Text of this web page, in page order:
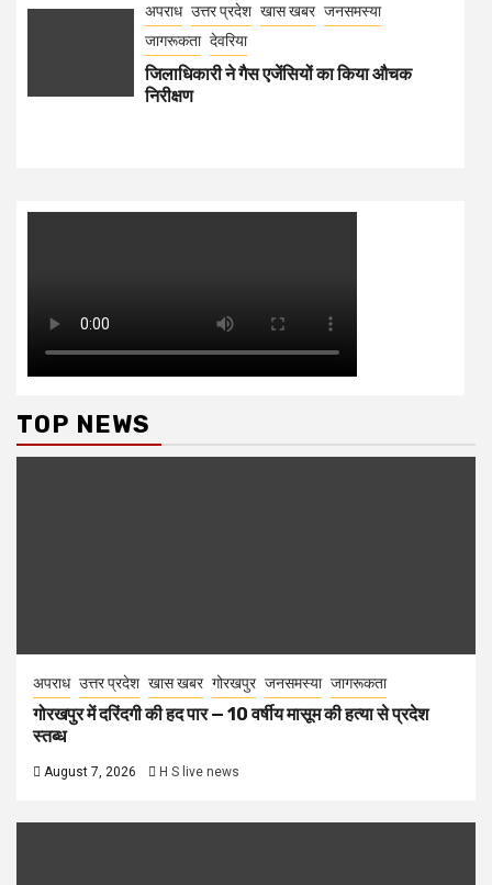
अपराध उत्तर प्रदेश खास खबर जनसमस्या
जागरूकता देवरिया
जिलाधिकारी ने गैस एजेंसियों का किया औचक
निरीक्षण
TOP NEWS
अपराध उत्तर प्रदेश खास खबर गोरखपुर जनसमस्या जागरूकता
गोरखपुर में दरिंदगी की हद पार — 10 वर्षीय मासूम की हत्या से प्रदेश
स्तब्ध
August 7, 2026 H S live news